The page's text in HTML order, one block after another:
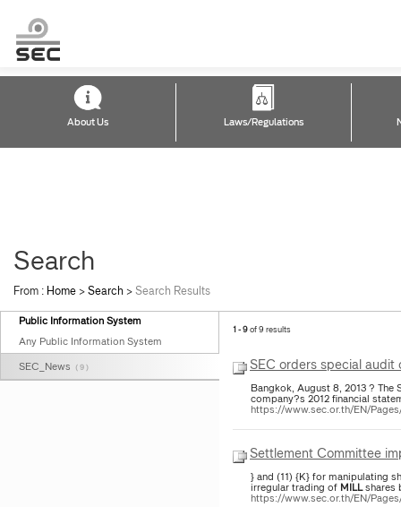
About Us Laws/Regulations
Search
From : Home >Search >Search Results
Public Information System
Any Public Information System
SEC_News ( 9 )
1 - 9of 9 results
SEC orders special
Bangkok, August 8, 2013 ?
company?s 2012 financial
https://www.sec.or.th/EN/
Settlement Committee
} and (11) {K} for manipulating
irregular trading of MILLshares
https://www.sec.or.th/EN/